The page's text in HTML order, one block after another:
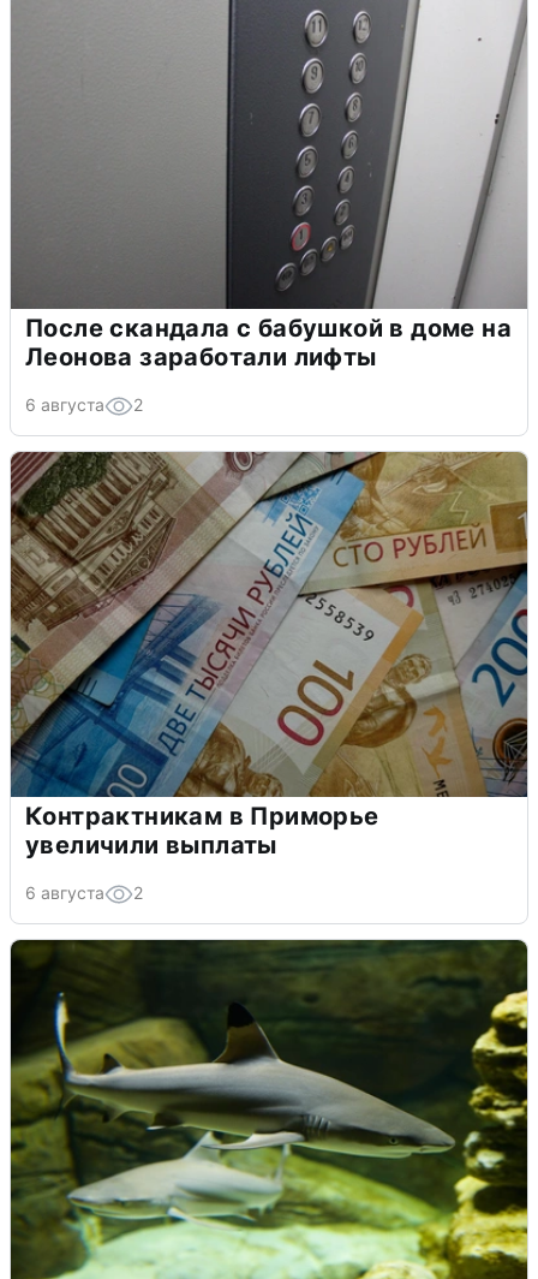
После скандала с бабушкой в доме на
Леонова заработали лифты
6 августа 2
Контрактникам в Приморье
увеличили выплаты
6 августа 2